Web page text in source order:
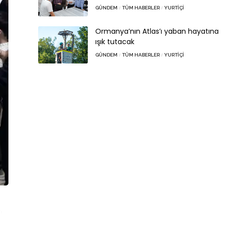
GÜNDEM TÜM HABERLER YURTIÇI
Ormanya’nın Atlas’ı yaban hayatına
ışık tutacak
GÜNDEM TÜM HABERLER YURTIÇI